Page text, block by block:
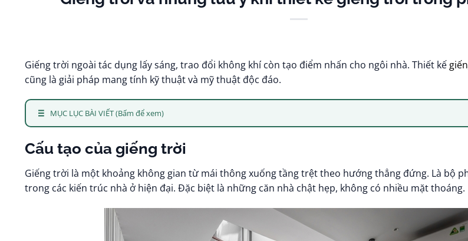
Giếng trời ngoài tác dụng lấy sáng, trao đổi không khí còn tạo điểm nhấn cho ngôi nhà. Thiết kế
cũng là giải pháp mang tính kỹ thuật và mỹ thuật độc đáo.
MỤC LỤC BÀI VIẾT (Bấm để xem)
Cấu tạo của giếng trời
Giếng trời là một khoảng không gian từ mái thông xuống tầng trệt theo hướng thẳng đứng. Là bộ
trong các kiến trúc nhà ở hiện đại. Đặc biệt là những căn nhà chật hẹp, không có nhiều mặt thoáng.